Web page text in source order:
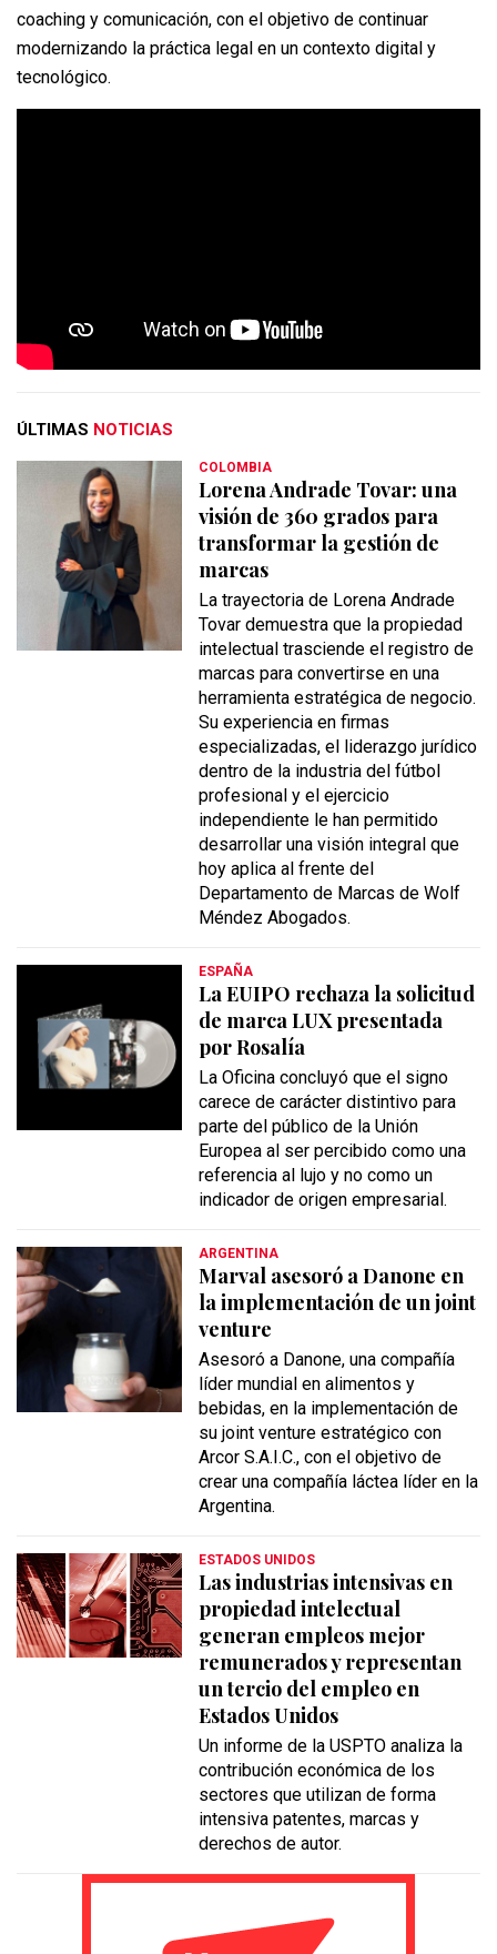
coaching y comunicación, con el objetivo de continuar
modernizando la práctica legal en un contexto digital y
tecnológico.
ÚLTIMAS NOTICIAS
COLOMBIA
Lorena Andrade Tovar: una
visión de 360 grados para
transformar la gestión de
marcas
La trayectoria de Lorena Andrade
Tovar demuestra que la propiedad
intelectual trasciende el registro de
marcas para convertirse en una
herramienta estratégica de negocio.
Su experiencia en firmas
especializadas, el liderazgo jurídico
dentro de la industria del fútbol
profesional y el ejercicio
independiente le han permitido
desarrollar una visión integral que
hoy aplica al frente del
Departamento de Marcas de Wolf
Méndez Abogados.
ESPAÑA
La EUIPO rechaza la solicitud
de marca LUX presentada
por Rosalía
La Oficina concluyó que el signo
carece de carácter distintivo para
parte del público de la Unión
Europea al ser percibido como una
referencia al lujo y no como un
indicador de origen empresarial.
ARGENTINA
Marval asesoró a Danone en
la implementación de un joint
venture
Asesoró a Danone, una compañía
líder mundial en alimentos y
bebidas, en la implementación de
su joint venture estratégico con
Arcor S.A.I.C., con el objetivo de
crear una compañía láctea líder en la
Argentina.
ESTADOS UNIDOS
Las industrias intensivas en
propiedad intelectual
generan empleos mejor
remunerados y representan
un tercio del empleo en
Estados Unidos
Un informe de la USPTO analiza la
contribución económica de los
sectores que utilizan de forma
intensiva patentes, marcas y
derechos de autor.